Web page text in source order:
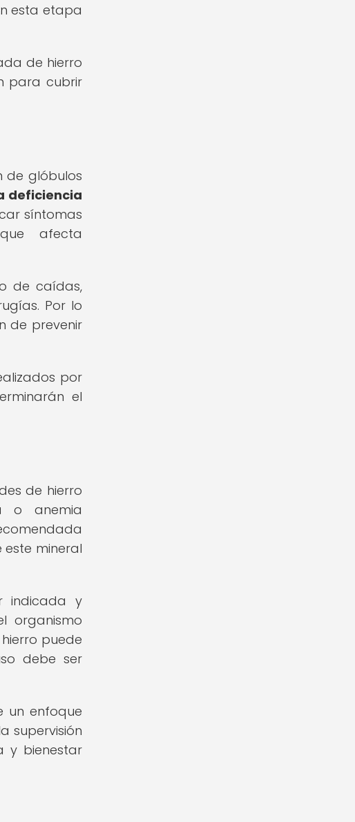
esta etapa
de hierro
para cubrir
de glóbulos
deficiencia
síntomas
afecta
de caídas,
Por lo
de prevenir
por
el
de hierro
o anemia
mineral
indicada y
organismo
puede
debe ser
un enfoque
supervisión
y bienestar